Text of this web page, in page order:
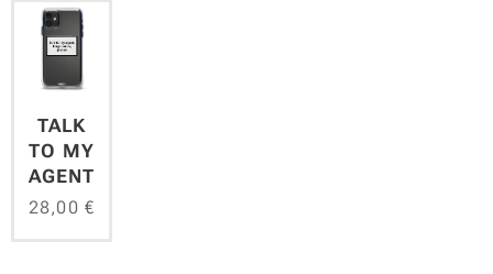
TALK
TO MY
AGENT
28,00 €